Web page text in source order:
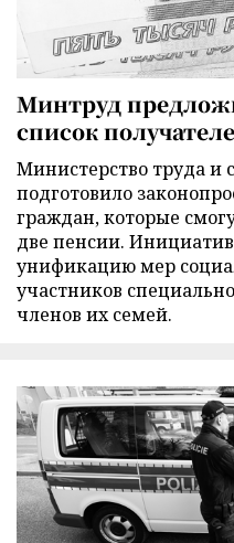
Минтруд
список
Министерство труда и
подготовило
граждан, которые
две пенсии.
унификацию мер
участников
членов их семей.